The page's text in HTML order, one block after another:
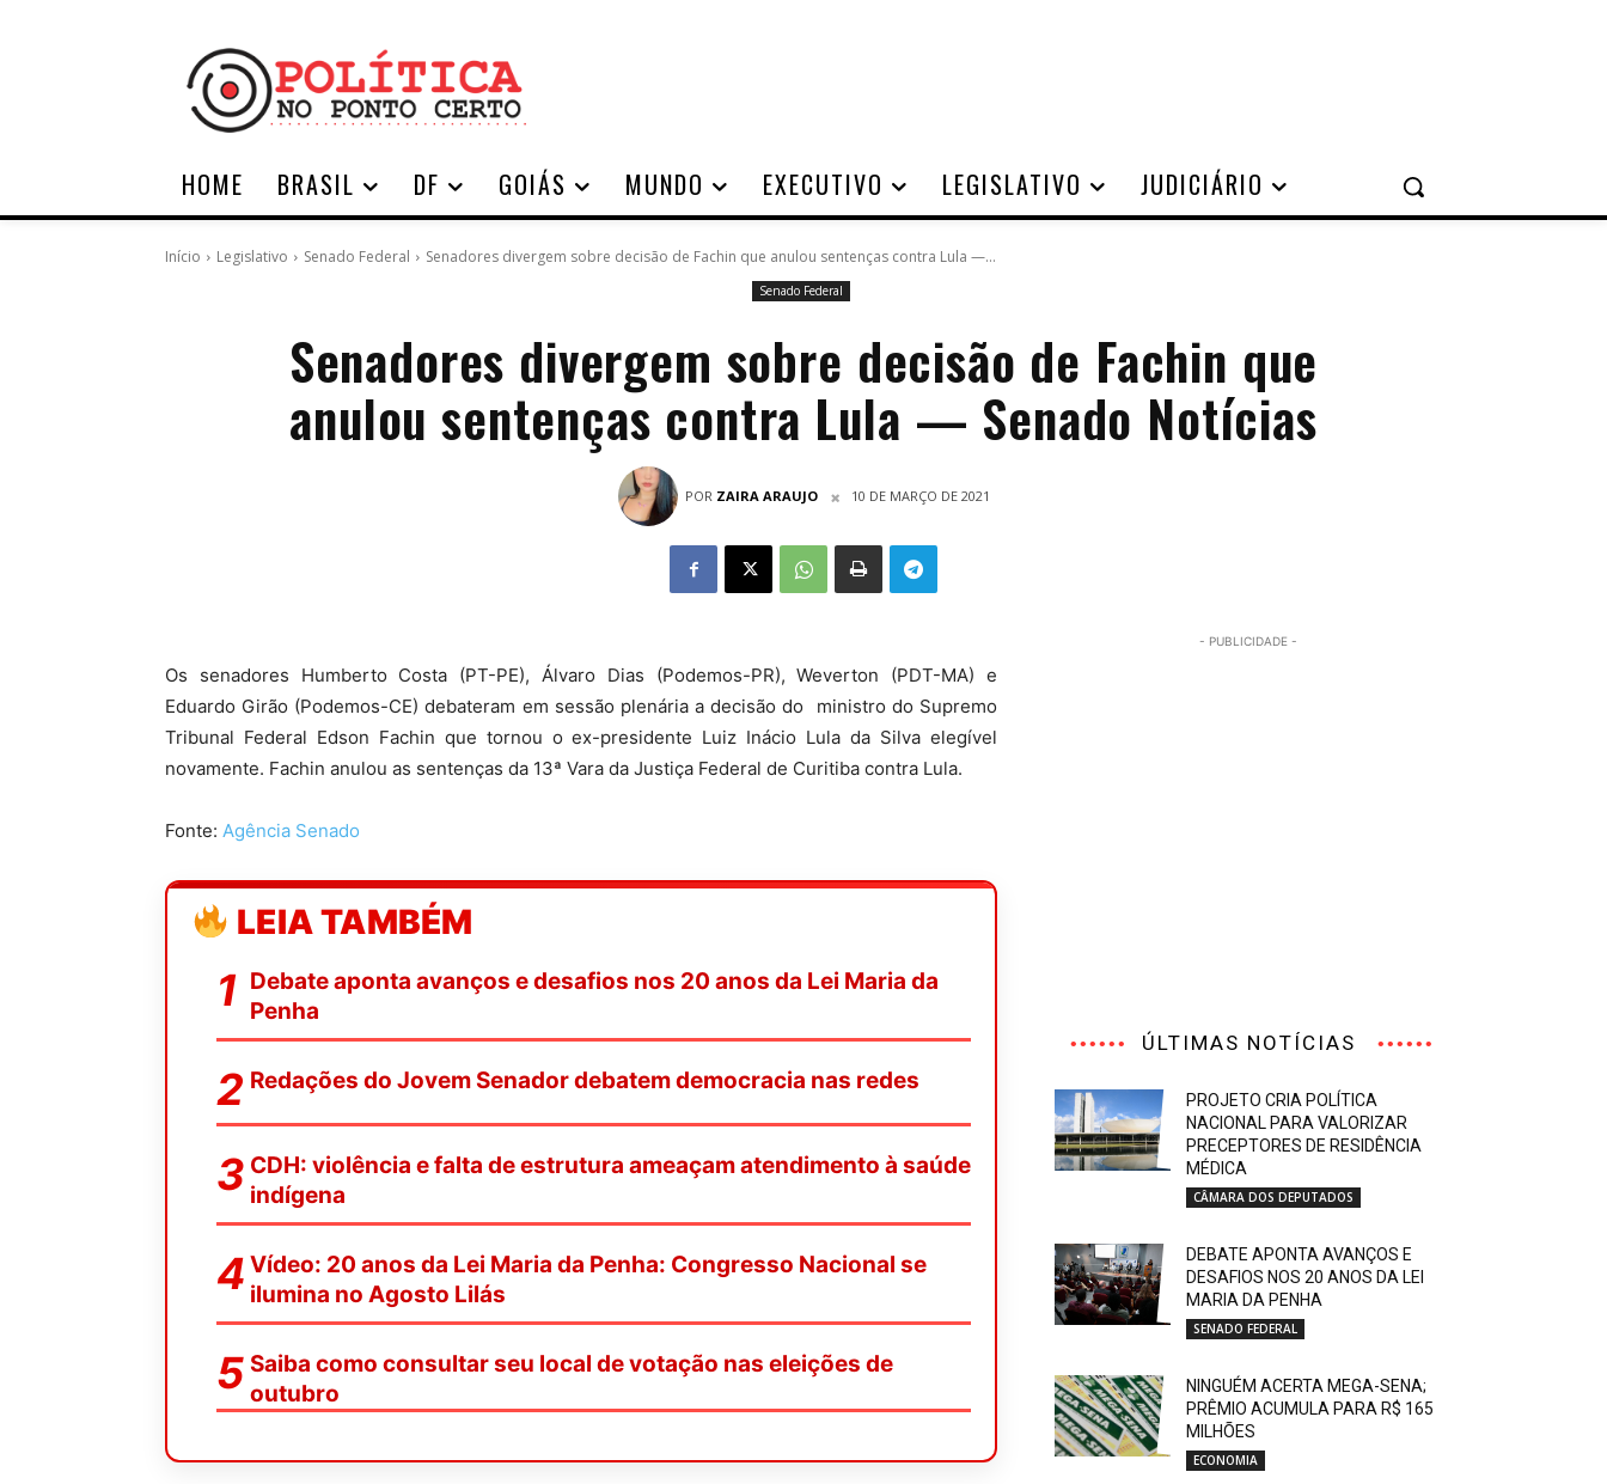
HOME BRASIL DF GOIÁS MUNDO EXECUTIVO LEGISLATIVO JUDICIÁRIO
Início Legislativo Senado Federal Senadores divergem sobre decisão de Fachin que anulou sentenças contra Lula —...
Senado Federal
Senadores divergem sobre decisão de Fachin que
anulou sentenças contra Lula — Senado Notícias
POR ZAIRA ARAUJO 10 DE MARÇO DE 2021
Os senadores Humberto Costa (PT-PE), Álvaro Dias (Podemos-PR), Weverton (PDT-MA) e
Eduardo Girão (Podemos-CE) debateram em sessão plenária a decisão do ministro do Supremo
Tribunal Federal Edson Fachin que tornou o ex-presidente Luiz Inácio Lula da Silva elegível
novamente. Fachin anulou as sentenças da 13ª Vara da Justiça Federal de Curitiba contra Lula.
Fonte: Agência Senado
LEIA TAMBÉM
Debate aponta avanços e desafios nos 20 anos da Lei Maria da
Penha
Redações do Jovem Senador debatem democracia nas redes
CDH: violência e falta de estrutura ameaçam atendimento à saúde
indígena
Vídeo: 20 anos da Lei Maria da Penha: Congresso Nacional se
ilumina no Agosto Lilás
Saiba como consultar seu local de votação nas eleições de
outubro
- PUBLICIDADE -
ÚLTIMAS NOTÍCIAS
PROJETO CRIA POLÍTICA
NACIONAL PARA VALORIZAR
PRECEPTORES DE RESIDÊNCIA
MÉDICA
CÂMARA DOS DEPUTADOS
DEBATE APONTA AVANÇOS E
DESAFIOS NOS 20 ANOS DA LEI
MARIA DA PENHA
SENADO FEDERAL
NINGUÉM ACERTA MEGA-SENA;
PRÊMIO ACUMULA PARA R$ 165
MILHÕES
ECONOMIA